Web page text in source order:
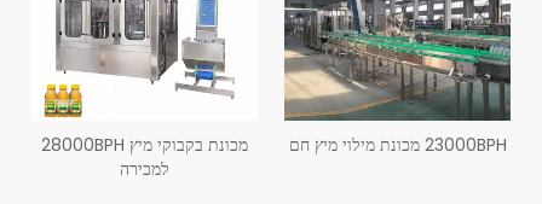
23000BPH מכונת מילוי מיץ חם
מכונת בקבוקי מיץ 28000BPH
למכירה